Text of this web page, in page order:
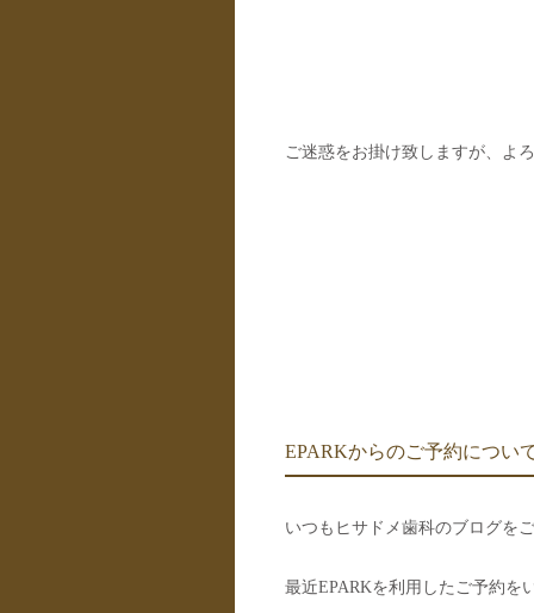
ご迷惑をお掛け致しますが、よ
EPARKからのご予約につい
いつもヒサドメ歯科のブログを
最近EPARKを利用したご予約を